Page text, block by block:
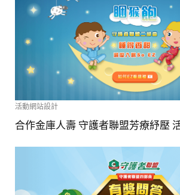
活動網站設計
合作金庫人壽 守護者聯盟芳療紓壓